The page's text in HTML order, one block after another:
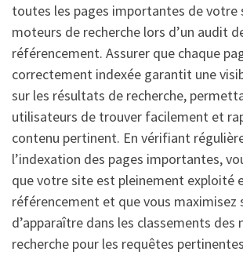
toutes les pages importantes de votre
moteurs de recherche lors d’un audit
référencement. Assurer que chaque
correctement indexée garantit une
sur les résultats de recherche,
utilisateurs de trouver facilement et
contenu pertinent. En vérifiant
l’indexation des pages importantes,
que votre site est pleinement exploité
référencement et que vous maximisez
d’apparaître dans les classements des
recherche pour les requêtes